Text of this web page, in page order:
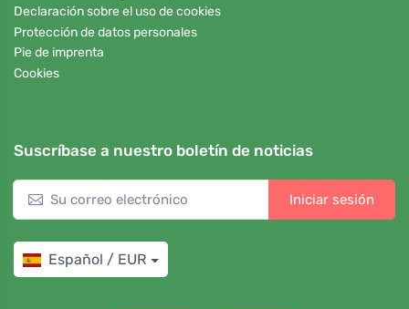
Declaración sobre el uso de cookies
Protección de datos personales
Pie de imprenta
Cookies
Suscríbase a nuestro boletín de noticias
Iniciar sesión
Español / EUR